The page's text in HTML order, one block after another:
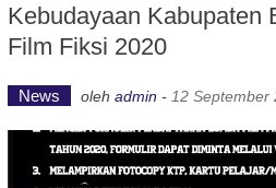
Kebudayaan Kabupaten
Film Fiksi 2020
News oleh admin - 12 September